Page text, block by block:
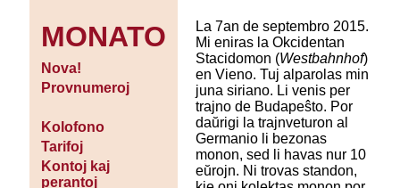
MONATO
Nova!
Provnumeroj
Kolofono
Tarifoj
Kontoj kaj
perantoj
La 7an de septembro 2015.
Mi eniras la Okcidentan
Stacidomon (Westbahnhof)
en Vieno. Tuj alparolas min
juna siriano. Li venis per
trajno de Budapeŝto. Por
daŭrigi la trajnveturon al
Germanio li bezonas
monon, sed li havas nur 10
eŭrojn. Ni trovas standon,